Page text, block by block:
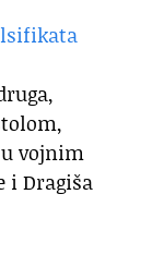
u vojnim
i Dragiša